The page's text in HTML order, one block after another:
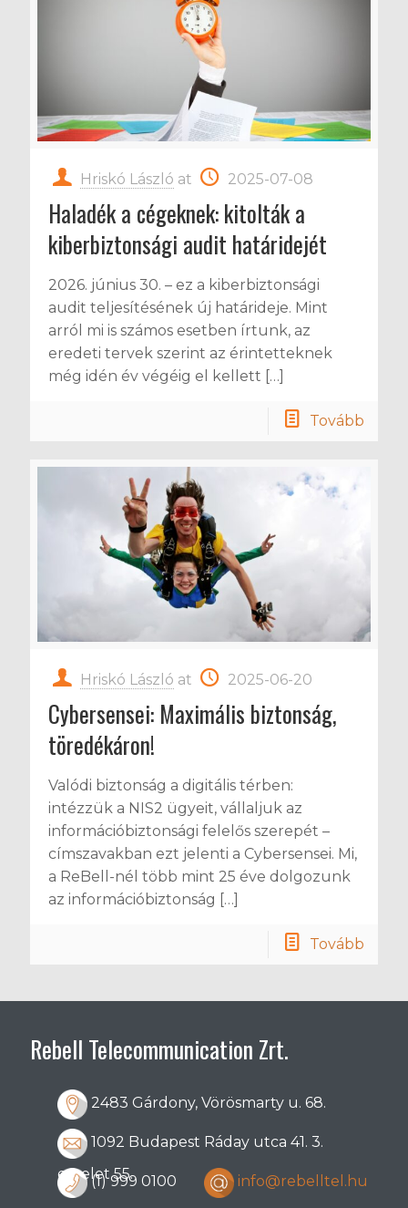
Hriskó László at 2025-07-08
Haladék a cégeknek: kitolták a
kiberbiztonsági audit határidejét
2026. június 30. – ez a kiberbiztonsági
audit teljesítésének új határideje. Mint
arról mi is számos esetben írtunk, az
eredeti tervek szerint az érintetteknek
még idén év végéig el kellett […]
Tovább
Hriskó László at 2025-06-20
Cybersensei: Maximális biztonság,
töredékáron!
Valódi biztonság a digitális térben:
intézzük a NIS2 ügyeit, vállaljuk az
információbiztonsági felelős szerepét –
címszavakban ezt jelenti a Cybersensei. Mi,
a ReBell-nél több mint 25 éve dolgozunk
az információbiztonság
[…]
Tovább
Rebell Telecommunication Zrt.
2483 Gárdony, Vörösmarty u. 68.
1092 Budapest Ráday utca 41. 3.
emelet 55.
(1) 999 0100 info@rebelltel.hu